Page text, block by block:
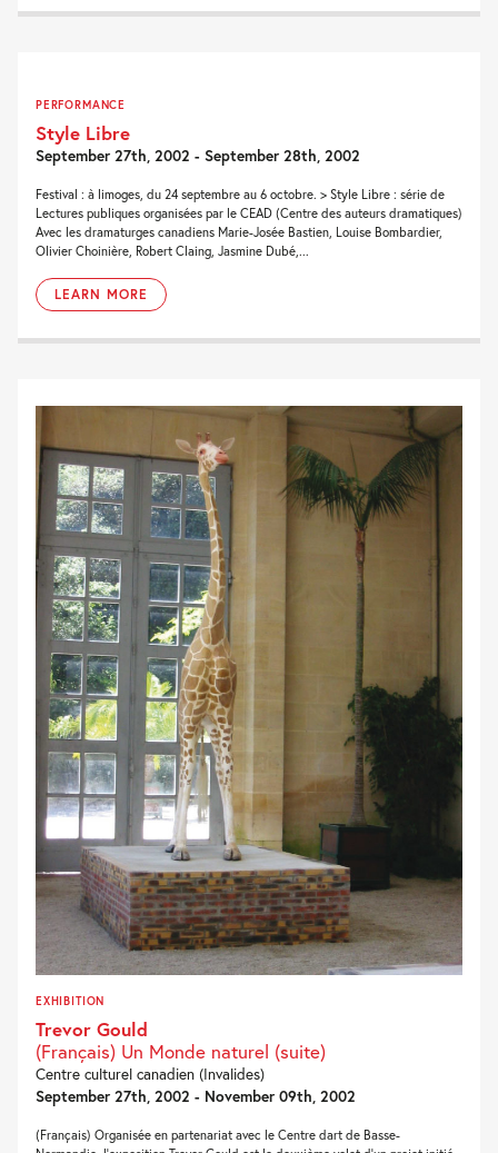
PERFORMANCE
Style Libre
September 27th, 2002 - September 28th, 2002
Festival : à limoges, du 24 septembre au 6 octobre. > Style Libre : série de
Lectures publiques organisées par le CEAD (Centre des auteurs dramatiques)
Avec les dramaturges canadiens Marie-Josée Bastien, Louise Bombardier,
Olivier Choinière, Robert Claing, Jasmine Dubé,...
LEARN MORE
EXHIBITION
Trevor Gould
(Français) Un Monde naturel (suite)
Centre culturel canadien (Invalides)
September 27th, 2002 - November 09th, 2002
(Français) Organisée en partenariat avec le Centre dart de Basse-